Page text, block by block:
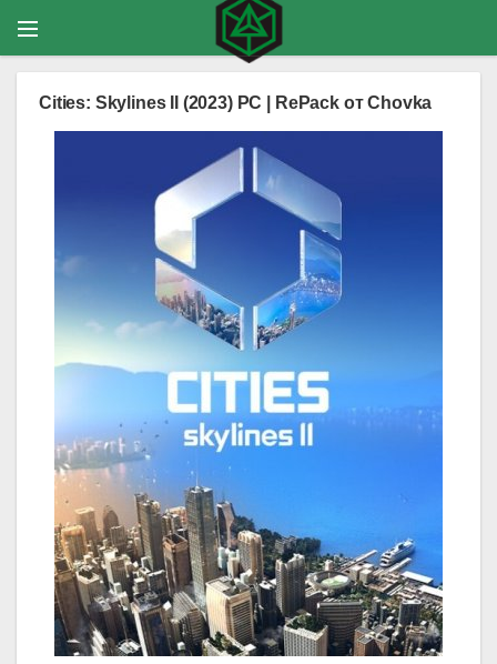
Cities: Skylines II (2023) PC | RePack от Chovka